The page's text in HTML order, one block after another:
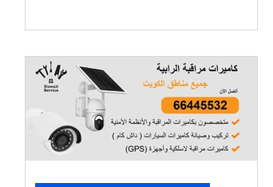
اليوم 📞 اطلب الآن خدمة تركيب كاميرات
في الأحمدي بأسعار منافسة وتركيب سريع
من فنيين متخصصين. 🛡️ لأن الأمان ما فيه
تأجيل… خلّ الكاميرات تشتغل، وارتاح!